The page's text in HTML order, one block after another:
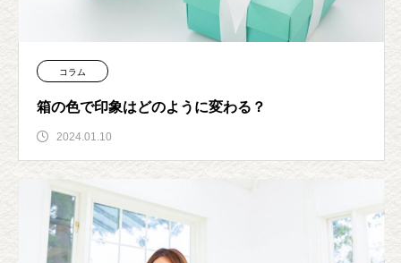
コラム
箱の色で印象はどのように変わる？
2024.01.10